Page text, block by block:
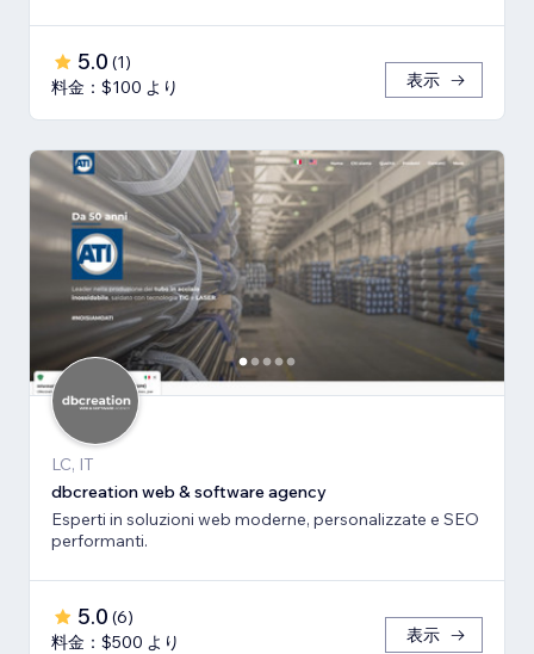
5.0 (1)
料金：$100 より
表示
LC, IT
dbcreation web & software agency
Esperti in soluzioni web moderne, personalizzate e SEO
performanti.
5.0 (6)
料金：$500 より
表示